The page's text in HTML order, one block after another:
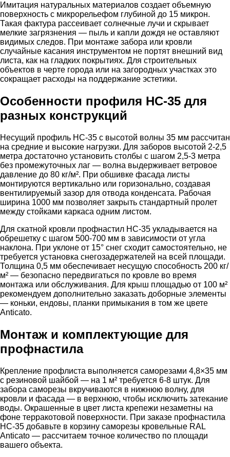
Имитация натуральных материалов создает объемную
поверхность с микрорельефом глубиной до 15 микрон.
Такая фактура рассеивает солнечные лучи и скрывает
мелкие загрязнения — пыль и капли дождя не оставляют
видимых следов. При монтаже забора или кровли
случайные касания инструментом не портят внешний вид
листа, как на гладких покрытиях. Для строительных
объектов в черте города или на загородных участках это
сокращает расходы на поддержание эстетики.
Особенности профиля НС-35 для
разных конструкций
Несущий профиль НС-35 с высотой волны 35 мм рассчитан
на средние и высокие нагрузки. Для заборов высотой 2-2,5
метра достаточно установить столбы с шагом 2,5-3 метра
без промежуточных лаг — волна выдерживает ветровое
давление до 80 кг/м². При обшивке фасада листы
монтируются вертикально или горизонально, создавая
вентилируемый зазор для отвода конденсата. Рабочая
ширина 1000 мм позволяет закрыть стандартный пролет
между стойками каркаса одним листом.
Для скатной кровли профнастил НС-35 укладывается на
обрешетку с шагом 500-700 мм в зависимости от угла
наклона. При уклоне от 15° снег сходит самостоятельно, не
требуется установка снегозадержателей на всей площади.
Толщина 0,5 мм обеспечивает несущую способность 200 кг/
м² — безопасно передвигаться по кровле во время
монтажа или обслуживания. Для крыш площадью от 100 м²
рекомендуем дополнительно заказать доборные элементы
— коньки, ендовы, планки примыкания в том же цвете
Anticato.
Монтаж и комплектующие для
профнастила
Крепление профлиста выполняется саморезами 4,8×35 мм
с резиновой шайбой — на 1 м² требуется 6-8 штук. Для
забора саморезы вкручиваются в нижнюю волну, для
кровли и фасада — в верхнюю, чтобы исключить затекание
воды. Окрашенные в цвет листа крепежи незаметны на
фоне терракотовой поверхности. При заказе профнастила
НС-35 добавьте в корзину саморезы кровельные RAL
Anticato — рассчитаем точное количество по площади
вашего объекта.